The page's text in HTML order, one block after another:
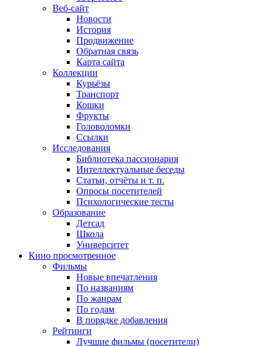
Веб-сайт
Новости
История
Продвижение
Обратная связь
Карта сайта
Коллекции
Курьёзы
Транспорт
Кошки
Фрукты
Головоломки
Ссылки
Исследования
Библиотека пассионария
Интеллектуальные беседы
Статьи, отчёты и т. п.
Опросы посетителей
Психологические тесты
Образование
Детсад
Школа
Университет
Кино просмотренное
Фильмы
Новые впечатления
По названиям
По жанрам
По годам
В порядке добавления
Рейтинги
Лучшие фильмы (посетители)